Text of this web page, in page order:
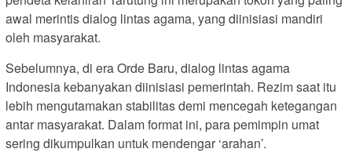
awal merintis dialog lintas agama, yang diinisiasi mandiri
oleh masyarakat.
Sebelumnya, di era Orde Baru, dialog lintas agama
Indonesia kebanyakan diinisiasi pemerintah. Rezim saat itu
lebih mengutamakan stabilitas demi mencegah ketegangan
antar masyarakat. Dalam format ini, para pemimpin umat
sering dikumpulkan untuk mendengar ‘arahan’.